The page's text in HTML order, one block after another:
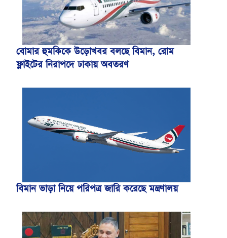
বোমার হুমকিকে উড়োখবর বলছে বিমান, রোম
ফ্লাইটের নিরাপদে ঢাকায় অবতরণ
বিমান ভাড়া নিয়ে পরিপত্র জারি করেছে মন্ত্রণালয়